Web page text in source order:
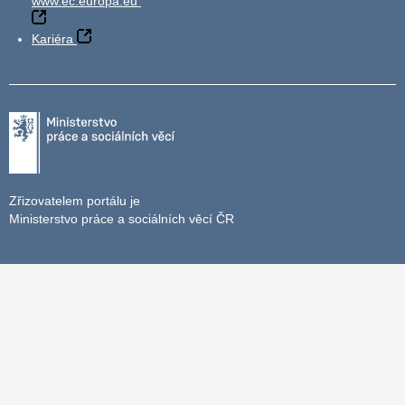
Kariéra
Zřizovatelem portálu je
Ministerstvo práce a sociálních věcí ČR